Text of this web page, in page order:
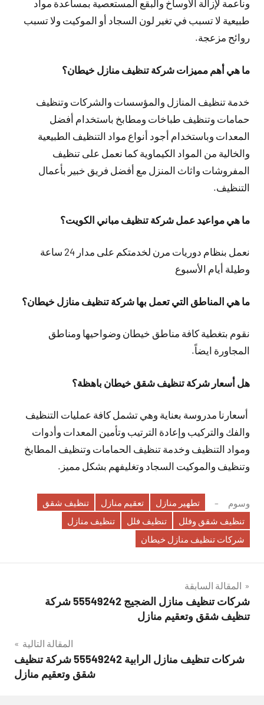
وناعمة لإزالة الاوساخ والبقع المستعصية بمساعدة مواد
طبيعية لا تسبب في تغير لون السجاد أو الموكيت ولا تسبب
روائح مزعجة.
ما هي أهم مميزات شركة تنظيف منازل خيطان؟
خدمة تنظيف المنازل والمؤسسات والشركات وتنظيف
حمامات وتنظيف طباخات ومطابخ باستخدام أفضل
المعدات وباستخدام أجود أنواع مواد التنظيف الطبيعية
والخالية من المواد الكيماوية كما نعمل على تنظيف
المفروشات واثاث المنزل مع أفضل فريق خبير بأعمال
التنظيف.
ما هي مواعيد عمل شركة تنظيف مباني الكويت؟
نعمل بنظام دوريات مرن لخدمتكم على مدار 24 ساعة
وطيلة أيام الأسبوع
ما هي المناطق التي تعمل بها شركة تنظيف منازل خيطان؟
نقوم بتغطية كافة مناطق خيطان وضواحيها ومناطق
المجاورة ايضاً.
هل أسعار شركة تنظيف شقق خيطان باهظة؟
أسعارنا مدروسة بعناية وهي تشمل كافة عمليات التنظيف
والفك والتركيب وإعادة الترتيب وتأمين المعدات وأدوات
ومواد التنظيف وخدمة تنظيف الحمامات وتنظيف المطابخ
وتنظيف والموكيت السجاد وتغليفهم بشكل مميز.
وسوم تطهير منازل تعقيم منازل
تنظيف شقق
تنظيف شقق وفلل
تنظيف فلل
تنظيف منازل
شركات تنظيف منازل خيطان
تصفّح
المقالات
المقالة السابقة
شركات تنظيف منازل الضجيج 55549242 شركة
تنظيف شقق وتعقيم منازل
المقالة التالية
شركات تنظيف منازل الرابية 55549242 شركة تنظيف
شقق وتعقيم منازل